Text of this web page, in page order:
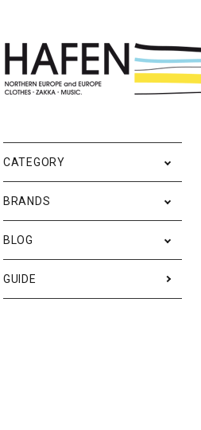
バッグ
メンズファッション
RESTOCK / 再入荷
Event
CATEGORY
BRANDS
BLOG
GUIDE